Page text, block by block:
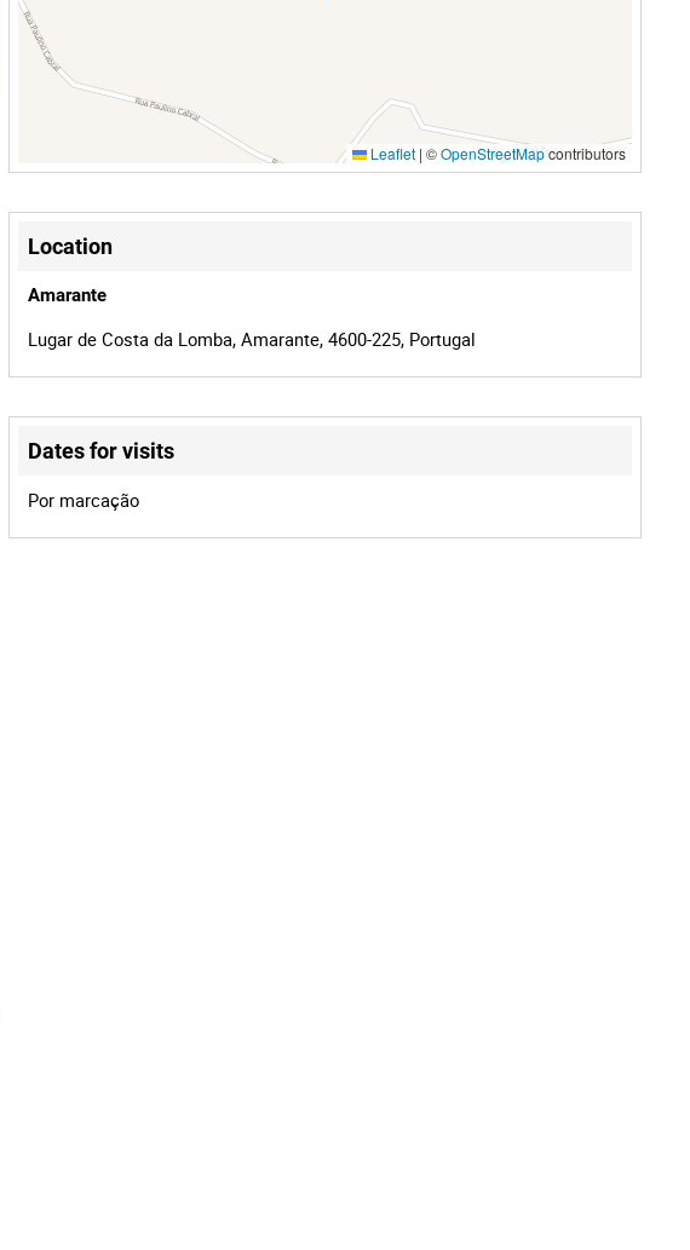
Leaflet | ©OpenStreetMapcontributors
Location
Amarante
Lugar de Costa da Lomba, Amarante, 4600-225, Portugal
Dates for visits
Por marcação